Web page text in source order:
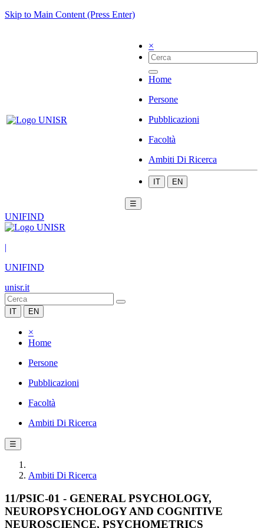
Skip to Main Content (Press Enter)
×
Home
Persone
Pubblicazioni
Facoltà
Ambiti Di Ricerca
IT EN
☰
UNIFIND
|
UNIFIND
unisr.it
IT EN
×
Home
Persone
Pubblicazioni
Facoltà
Ambiti Di Ricerca
☰
Ambiti Di Ricerca
11/PSIC-01 - GENERAL PSYCHOLOGY,
NEUROPSYCHOLOGY AND COGNITIVE
NEUROSCIENCE, PSYCHOMETRICS